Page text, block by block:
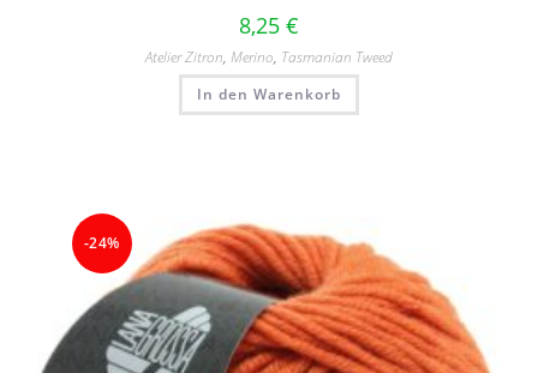
8,25 €
Atelier Zitron, Merino, Tasmanian Tweed
In den Warenkorb
-24%